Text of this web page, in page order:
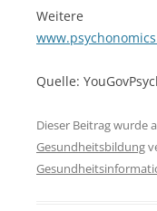
Weitere
Quelle:
Dieser Beitrag wurde
Gesundheitsbildung